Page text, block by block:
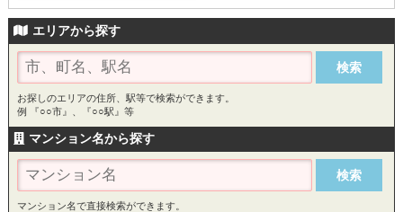
エリアから探す
お探しのエリアの住所、駅等で検索ができます。
例 『○○市』、『○○駅』等
マンション名から探す
マンション名で直接検索ができます。